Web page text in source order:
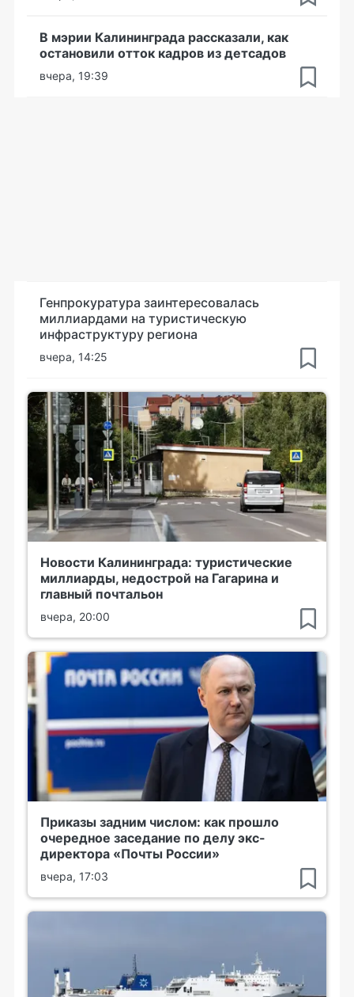
В мэрии Калининграда рассказали, как
остановили отток кадров из детсадов
вчера, 19:39
Генпрокуратура заинтересовалась
миллиардами на туристическую
инфраструктуру региона
вчера, 14:25
Новости Калининграда: туристические
миллиарды, недострой на Гагарина и
главный почтальон
вчера, 20:00
Приказы задним числом: как прошло
очередное заседание по делу экс-
директора «Почты России»
вчера, 17:03